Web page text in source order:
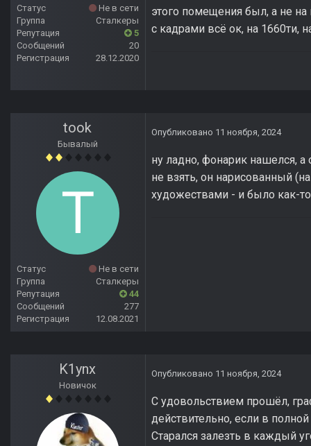
Статус
Не в сети
Группа
Сталкеры
Репутация
5
Сообщений
20
Регистрация
28.12.2020
этого помещения был, а не
с кадрами всё ок, на 1660ти,
took
Бывалый
Статус
Не в сети
Группа
Сталкеры
Репутация
44
Сообщений
277
Регистрация
12.08.2021
Опубликовано 11 ноября, 2024
ну ладно, фонарик нашелся,
не взять, он нарисованный
художествами - и было как-то
K1ynx
Новичок
Опубликовано 11 ноября, 2024
С удовольствием прошёл,
действительно, если в
Старался залезть в каждый